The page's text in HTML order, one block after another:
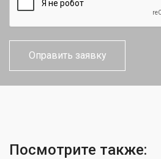
Посмотрите также: